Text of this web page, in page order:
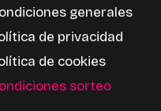
generales
de privacidad
de cookies
sorteo